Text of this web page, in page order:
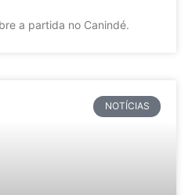
a partida no Canindé.
NOTÍCIAS